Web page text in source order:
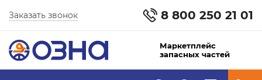
8 800 250 21 01
Заказать звонок
Маркетплейс
запасных частей